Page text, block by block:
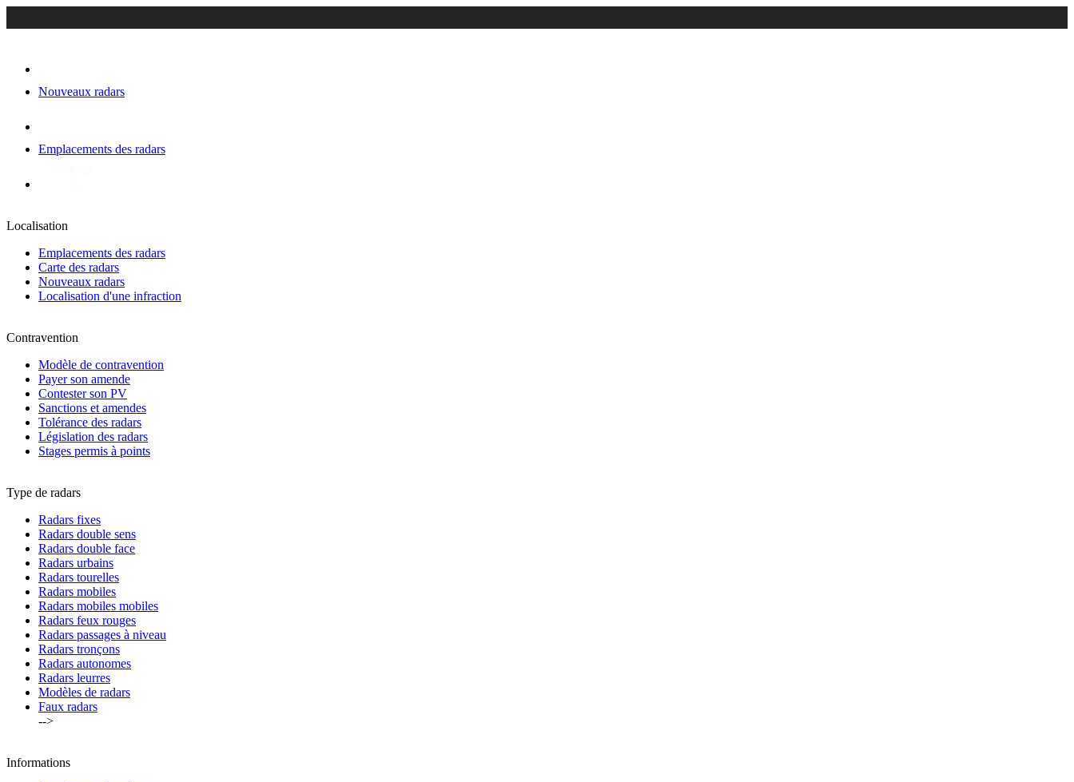
Nouveaux radars
Emplacements des radars
Localisation
Emplacements des radars
Carte des radars
Nouveaux radars
Localisation d'une infraction
Contravention
Modèle de contravention
Payer son amende
Contester son PV
Sanctions et amendes
Tolérance des radars
Législation des radars
Stages permis à points
Type de radars
Radars fixes
Radars double sens
Radars double face
Radars urbains
Radars tourelles
Radars mobiles
Radars mobiles mobiles
Radars feux rouges
Radars passages à niveau
Radars tronçons
Radars autonomes
Radars leurres
Modèles de radars
Faux radars
-->
Informations